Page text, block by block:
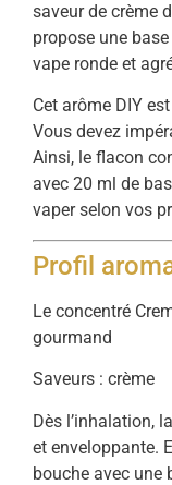
saveur de crème
propose une
vape ronde et
Cet arôme DIY
Vous devez
Ainsi, le flacon
avec 20 ml de
vaper selon vos
Profil
Le concentré
gourmand
Saveurs : crème
Dès l’inhalation,
et enveloppante.
bouche avec une